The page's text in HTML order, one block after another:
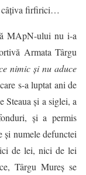
câțiva firfirici…
MApN-ului nu i-a
Armata Târgu
nimic și nu aduce
s-a luptat ani de
Steaua și a siglei, a
și a permis
și numele defunctei
de lei, nici de lei
Târgu Mureș se